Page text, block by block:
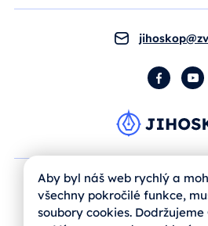
Aby byl náš web rychlý a
všechny pokročilé funkce,
soubory cookies. Dodržujeme